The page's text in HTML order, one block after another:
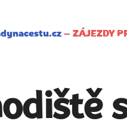
– ZÁJEZDY